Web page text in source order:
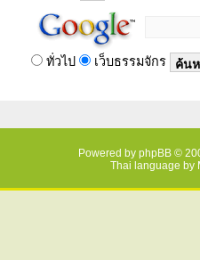
ทั่วไป เว็บธรรมจักร
Powered by phpBB ©
Thai language by